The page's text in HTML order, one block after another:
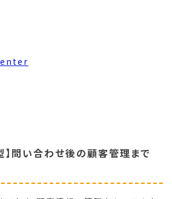
】問い合わせ後の顧客管理まで